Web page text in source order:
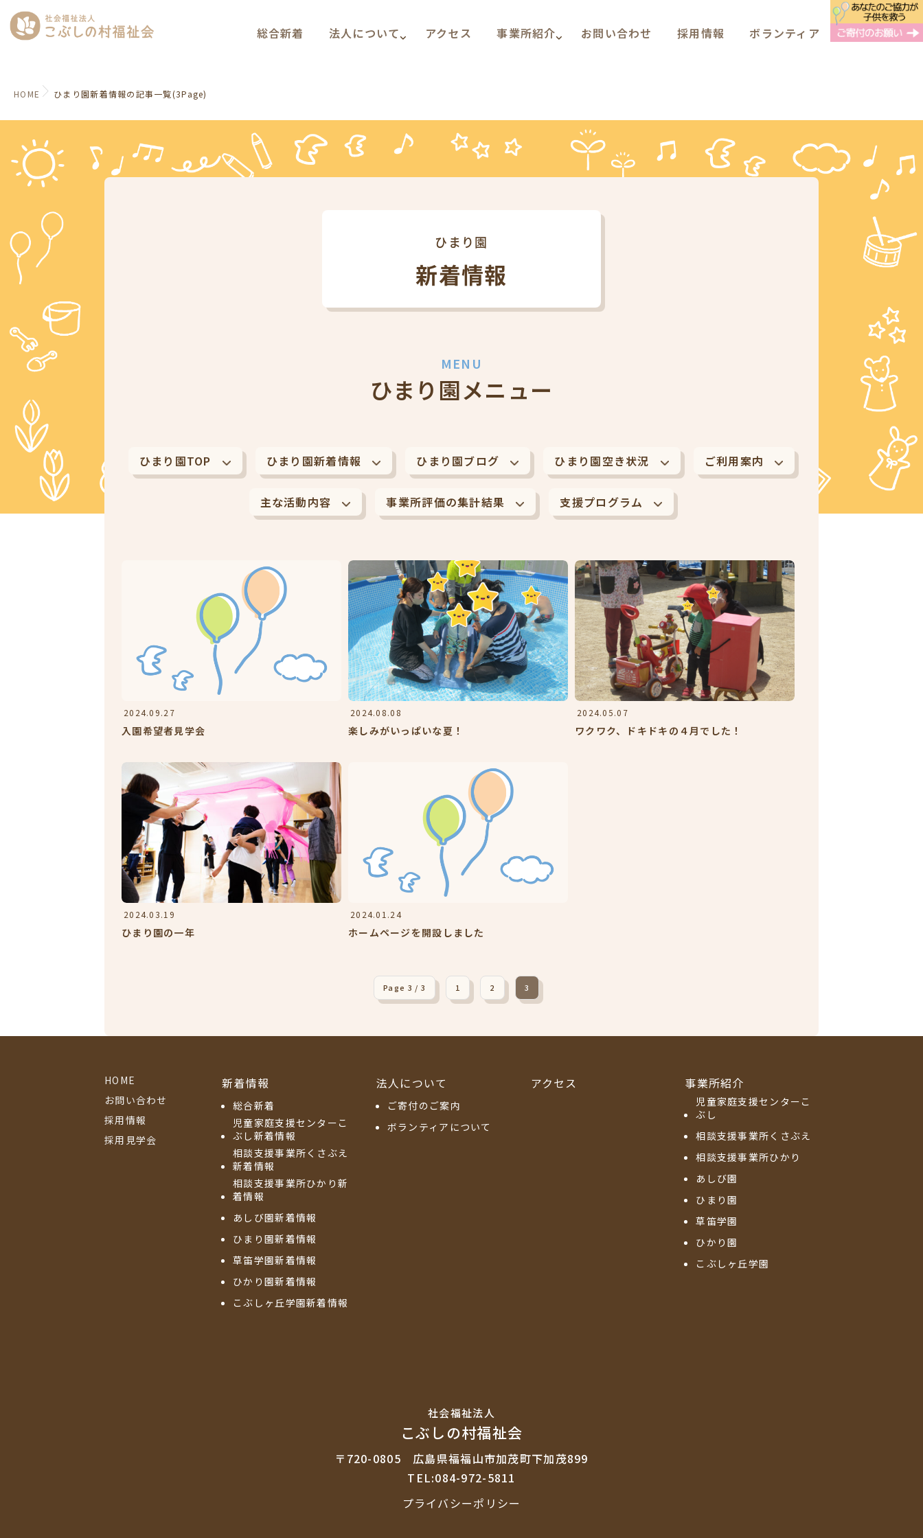
総合新着 法人について アクセス 事業所紹介 お問い合わせ 採用情報 ボランティア
HOME ひまり園新着情報の記事一覧(3Page)
ひまり園
新着情報
MENU
ひまり園メニュー
ひまり園TOP ひまり園新着情報 ひまり園ブログ ひまり園空き状況 ご利用案内
主な活動内容 事業所評価の集計結果 支援プログラム
2024.09.27
入園希望者見学会
2024.08.08
楽しみがいっぱいな夏！
2024.05.07
ワクワク、ドキドキの４月でした！
2024.03.19
ひまり園の一年
2024.01.24
ホームページを開設しました
Page 3 / 3 1 2 3
HOME
お問い合わせ
採用情報
採用見学会
新着情報
総合新着
児童家庭支援センターこ
ぶし新着情報
相談支援事業所くさぶえ
新着情報
相談支援事業所ひかり新
着情報
あしび園新着情報
ひまり園新着情報
草笛学園新着情報
ひかり園新着情報
こぶしヶ丘学園新着情報
法人について
ご寄付のご案内
ボランティアについて
アクセス 事業所紹介
児童家庭支援センターこ
ぶし
相談支援事業所くさぶえ
相談支援事業所ひかり
あしび園
ひまり園
草笛学園
ひかり園
こぶしヶ丘学園
社会福祉法⼈
こぶしの村福祉会
〒720-0805 広島県福福山市加茂町下加茂899
TEL:084-972-5811
プライバシーポリシー